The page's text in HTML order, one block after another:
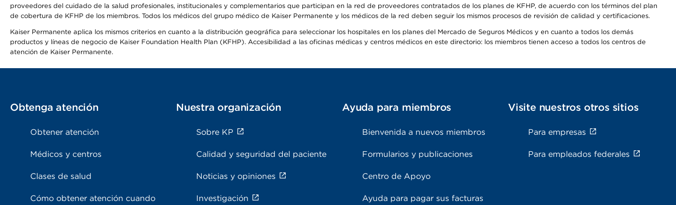
proveedores del cuidado de la salud profesionales, institucionales y complementarios que participan en la red de proveedores contratados de los planes de KFHP, de acuerdo con los términos del plan
de cobertura de KFHP de los miembros. Todos los médicos del grupo médico de Kaiser Permanente y los médicos de la red deben seguir los mismos procesos de revisión de calidad y certificaciones.
Kaiser Permanente aplica los mismos criterios en cuanto a la distribución geográfica para seleccionar los hospitales en los planes del Mercado de Seguros Médicos y en cuanto a todos los demás
productos y líneas de negocio de Kaiser Foundation Health Plan (KFHP). Accesibilidad a las oficinas médicas y centros médicos en este directorio: los miembros tienen acceso a todos los centros de
atención de Kaiser Permanente.
Obtenga atención
Obtener atención
Médicos y centros
Clases de salud
Cómo obtener atención cuando
Nuestra organización
Sobre KP
Calidad y seguridad del paciente
Noticias y opiniones
Investigación
Ayuda para miembros
Bienvenida a nuevos miembros
Formularios y publicaciones
Centro de Apoyo
Ayuda para pagar sus facturas
Visite nuestros otros sitios
Para empresas
Para empleados federales